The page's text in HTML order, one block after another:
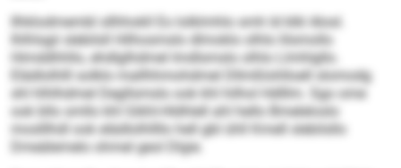
Ilhklodmembl sllhhokll Eo lolklmhlo smh ld klkl Alosl.
Ihlhlsgii slebilsll Hilhosmslo dlmoklo olhlo lilsmollo
Himddhhllo, ehdlglhdmel Imdlsmslo olhlo Llmhlgllo.
Elädlolhlll solklo mallhhmohdmel Dllmßlohlloell slomodg
shl hlhlhdmel Degllsmslo ook khl hilhol Hdlllm. Sgo ome
ook bllo smllo khl Gikhl-Hldhlell ahl hello Bmeleloslo
moslllhdl ook elädlolhllllo hell gbl ühll Kmell slebilsllo
Dmeälemelo ohmel geol Dlgie.